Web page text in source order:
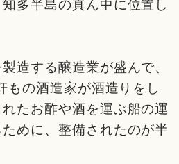
多半島の真ん中に位置し
造する醸造業が盛んで、
の酒造家が酒造りをし
たお酢や酒を運ぶ船の運
めに、整備されたのが半